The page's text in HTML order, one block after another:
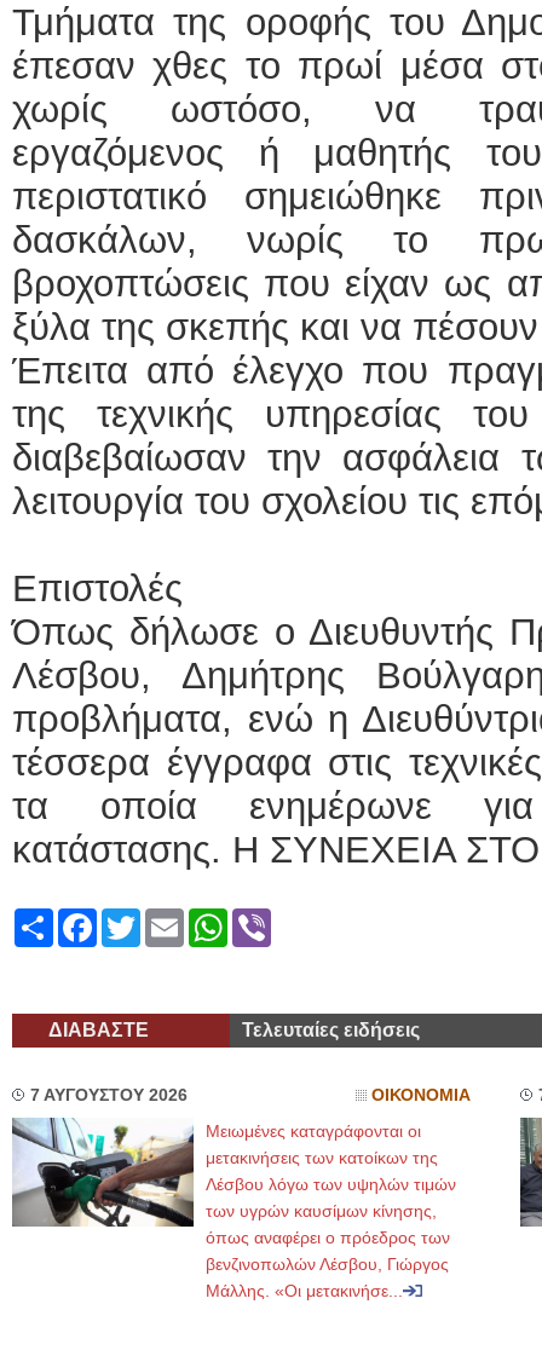
Τμήματα της οροφής του
έπεσαν χθες το πρωί μέσα
χωρίς ωστόσο, να
εργαζόμενος ή μαθητής
περιστατικό σημειώθηκε
δασκάλων, νωρίς το
βροχοπτώσεις που είχαν ως
ξύλα της σκεπής και να
Έπειτα από έλεγχο που
της τεχνικής υπηρεσίας
διαβεβαίωσαν την ασφάλεια
λειτουργία του σχολείου τις
Επιστολές
Όπως δήλωσε ο Διευθυντής
Λέσβου, Δημήτρης
προβλήματα, ενώ η
τέσσερα έγγραφα στις
τα οποία ενημέρωνε
κατάστασης. Η ΣΥΝΕΧΕΙΑ
ShareFacebook
TwitterEmailWhatsApp
ΔΙΑΒΑΣΤΕ Τελευταίες ειδήσεις
7 ΑΥΓΟΥΣΤΟΥ 2026 ΟΙΚΟΝΟΜΙΑ
Μειωμένες καταγράφονται οι
μετακινήσεις των κατοίκων της
Λέσβου λόγω των υψηλών τιμών
των υγρών καυσίμων κίνησης,
όπως αναφέρει ο πρόεδρος των
βενζινοπωλών Λέσβου, Γιώργος
Μάλλης. «Οι μετακινήσε...